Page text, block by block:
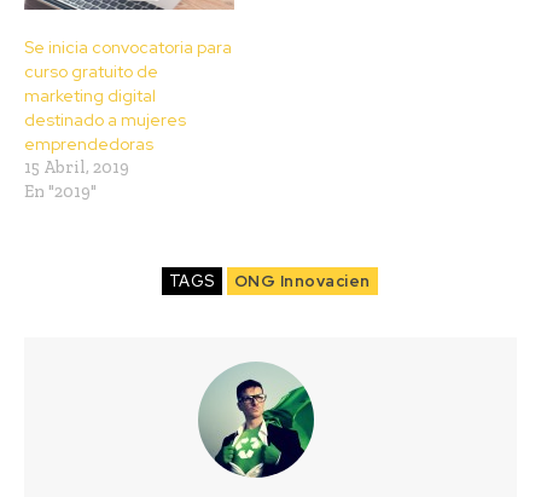
Se inicia convocatoria para
curso gratuito de
marketing digital
destinado a mujeres
emprendedoras
15 Abril, 2019
En "2019"
TAGS ONG Innovacien